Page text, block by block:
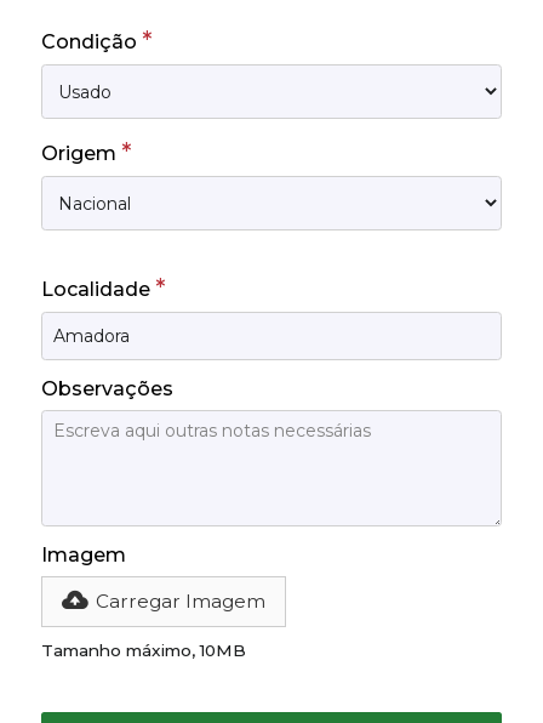
Condição *
Origem *
Localidade *
Observações
Imagem
Carregar Imagem
Tamanho máximo, 10MB